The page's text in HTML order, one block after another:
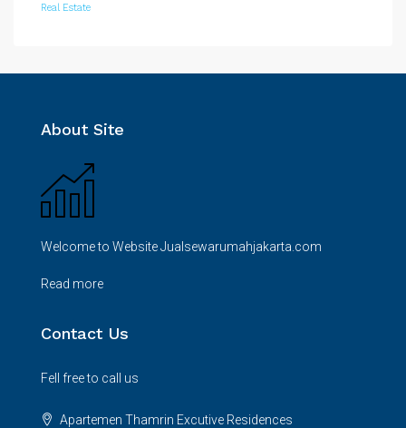
Real Estate
About Site
Welcome to Website Jualsewarumahjakarta.com
Read more
Contact Us
Fell free to call us
Apartemen Thamrin Excutive Residences